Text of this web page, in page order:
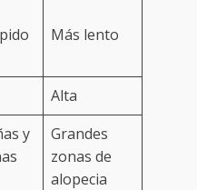
Más lento
Alta
y
Grandes
zonas de
alopecia